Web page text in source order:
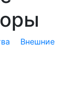
Внешние